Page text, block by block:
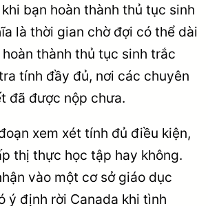
bạn hoàn thành thủ tục sinh
là thời gian chờ đợi có thể dài
thành thủ tục sinh trắc
tính đầy đủ, nơi các chuyên
đã được nộp chưa.
xem xét tính đủ điều kiện,
thị thực học tập hay không.
vào một cơ sở giáo dục
ý định rời Canada khi tình